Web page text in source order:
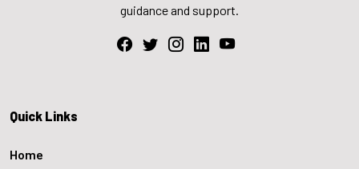
guidance and support.
Quick Links
Home